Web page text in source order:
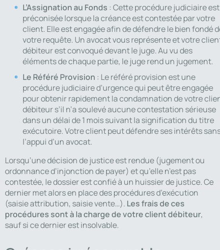
L’Assignation au Fonds : Cette procédure judiciaire est
préconisée lorsque la créance est contestée par votre
client. Elle est engagée afin de défendre le bien fondé
votre requête. Un avocat vous représente et votre
débiteur est convoqué devant le juge. Au vu des
éléments de chaque partie, le juge rend un jugement.
Le Référé Provision : Le référé provision est une
procédure judiciaire d’urgence qui peut être engagée
pour obtenir rapidement la condamnation de votre
débiteur s’il n’a soulevé aucune contestation sérieuse
dans un délai de 1 mois suivant la signification du titre
exécutoire. Votre client peut défendre ses intérêts
l’appui d’un avocat.
Lorsqu’une décision de justice est rendue (jugement ou
ordonnance d’injonction de payer) et qu’elle n’est pas
contestée, le dossier est confié à un huissier de justice. Ce
dernier met alors en place des procédures d’exécution
(saisie attribution, saisie vente…). Les frais de ces
procédures sont à la charge de votre client débiteur,
sauf si ce dernier est insolvable.